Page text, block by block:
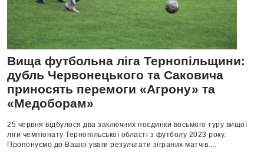
Вища футбольна ліга Тернопільщини:
дубль Червонецького та Саковича
приносять перемоги «Агрону» та
«Медоборам»
25 червня відбулося два заключних поєдинки восьмого туру вищої
ліги чемпіонату Тернопільської області з футболу 2023 року.
Пропонуємо до Вашої уваги результати зіграних матчів....